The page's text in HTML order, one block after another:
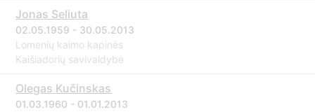
Jonas Seliuta
02.05.1959 - 30.05.2013
Lomenių kaimo kapinės
Kaišiadorių savivaldybė
Olegas Kučinskas
01.03.1960 - 01.01.2013